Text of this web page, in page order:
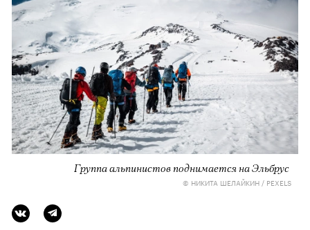
Группа альпинистов поднимается на Эльбрус
© НИКИТА ШЕЛАЙКИН / PEXELS